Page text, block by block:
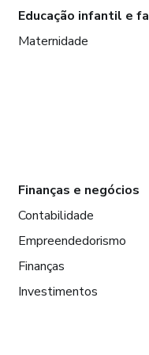
Educação infantil e
Maternidade
Finanças e negócios
Contabilidade
Empreendedorismo
Finanças
Investimentos